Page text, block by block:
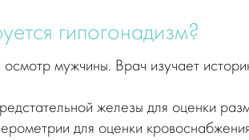
гипогонадизм?
мужчины. Врач изучает
железы для оценки
для оценки